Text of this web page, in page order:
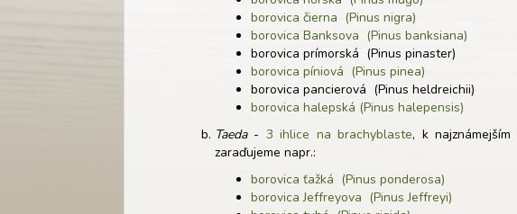
borovica čierna (Pinus nigra)
borovica Banksova (Pinus banksiana)
borovica prímorská (Pinus pinaster)
borovica píniová (Pinus pinea)
borovica pancierová (Pinus heldreichii)
borovica halepská (Pinus halepensis)
Taeda- 3 ihlice na brachyblaste, k
zaraďujeme napr.:
borovica ťažká (Pinus ponderosa)
borovica Jeffreyova (Pinus Jeffreyi)